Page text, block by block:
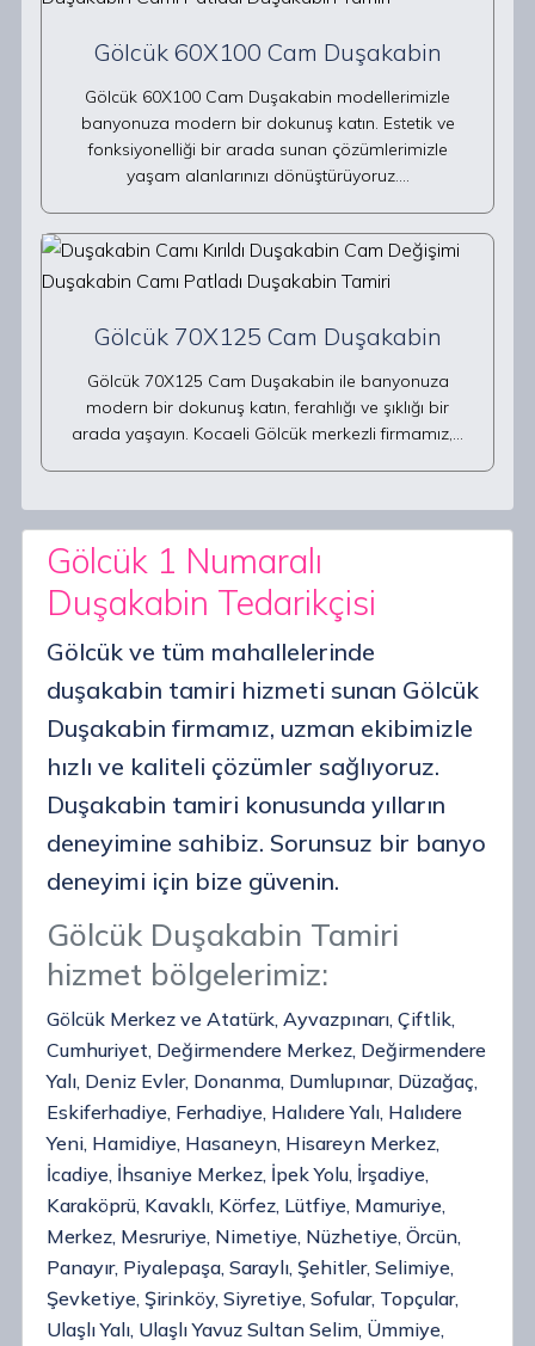
Gölcük 60X100 Cam Duşakabin
Gölcük 60X100 Cam Duşakabin modellerimizle
banyonuza modern bir dokunuş katın. Estetik ve
fonksiyonelliği bir arada sunan çözümlerimizle
yaşam alanlarınızı dönüştürüyoruz.…
Gölcük 70X125 Cam Duşakabin
Gölcük 70X125 Cam Duşakabin ile banyonuza
modern bir dokunuş katın, ferahlığı ve şıklığı bir
arada yaşayın. Kocaeli Gölcük merkezli firmamız,…
Gölcük 1 Numaralı
Duşakabin Tedarikçisi
Gölcük ve tüm mahallelerinde
duşakabin tamiri hizmeti sunan Gölcük
Duşakabin firmamız, uzman ekibimizle
hızlı ve kaliteli çözümler sağlıyoruz.
Duşakabin tamiri konusunda yılların
deneyimine sahibiz. Sorunsuz bir banyo
deneyimi için bize güvenin.
Gölcük Duşakabin Tamiri
hizmet bölgelerimiz:
Gölcük Merkez ve Atatürk, Ayvazpınarı, Çiftlik,
Cumhuriyet, Değirmendere Merkez, Değirmendere
Yalı, Deniz Evler, Donanma, Dumlupınar, Düzağaç,
Eskiferhadiye, Ferhadiye, Halıdere Yalı, Halıdere
Yeni, Hamidiye, Hasaneyn, Hisareyn Merkez,
İcadiye, İhsaniye Merkez, İpek Yolu, İrşadiye,
Karaköprü, Kavaklı, Körfez, Lütfiye, Mamuriye,
Merkez, Mesruriye, Nimetiye, Nüzhetiye, Örcün,
Panayır, Piyalepaşa, Saraylı, Şehitler, Selimiye,
Şevketiye, Şirinköy, Siyretiye, Sofular, Topçular,
Ulaşlı Yalı, Ulaşlı Yavuz Sultan Selim, Ümmiye,